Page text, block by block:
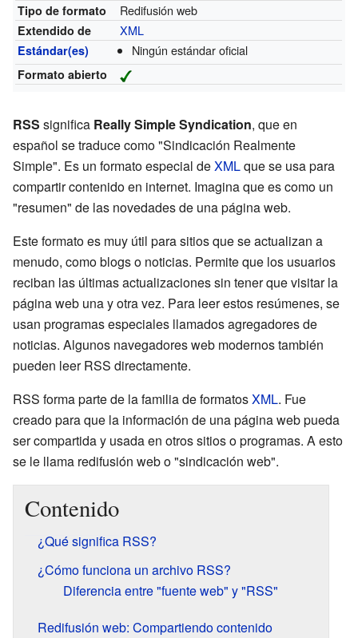
Tipo de formato Redifusión web
Extendido de XML
Estándar(es) Ningún estándar oficial
Formato abierto
RSS significa Really Simple Syndication, que en
español se traduce como "Sindicación Realmente
Simple". Es un formato especial deXMLque se usa para
compartir contenido en internet. Imagina que es como un
"resumen" de las novedades de una página web.
Este formato es muy útil para sitios que se actualizan a
menudo, como blogs o noticias. Permite que los usuarios
reciban las últimas actualizaciones sin tener que visitar la
página web una y otra vez. Para leer estos resúmenes, se
usan programas especiales llamados agregadores de
noticias. Algunos navegadores web modernos también
pueden leer RSS directamente.
RSS forma parte de la familia de formatosXML. Fue
creado para que la información de una página web pueda
ser compartida y usada en otros sitios o programas. A esto
se le llama redifusión web o "sindicación web".
Contenido
¿Qué significa RSS?
¿Cómo funciona un archivo RSS?
Diferencia entre "fuente web" y "RSS"
Redifusión web: Compartiendo contenido